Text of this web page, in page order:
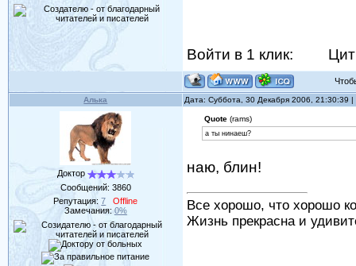
Войти в 1 клик:
Алька Дата: Суббота, 30 Декабря 2006, 21:30:39
Доктор
Сообщений: 3860
Репутация:7
Offline
Замечания: 0%
Quote(rams)
а ты нинаеш?
наю, блин!
Все хорошо, что хорошо
Жизнь прекрасна и